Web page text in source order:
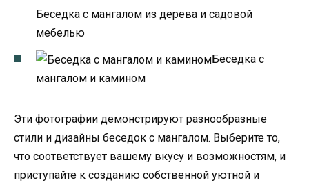
Беседка с мангалом из дерева и садовой
мебелью
Беседка с
мангалом и камином
Эти фотографии демонстрируют разнообразные
стили и дизайны беседок с мангалом. Выберите то,
что соответствует вашему вкусу и возможностям, и
приступайте к созданию собственной уютной и